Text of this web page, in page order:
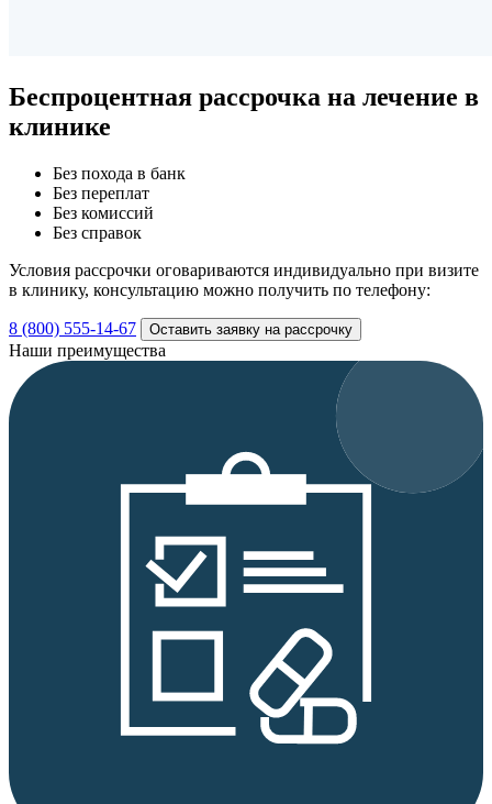
Беспроцентная рассрочка на лечение в
клинике
Без похода в банк
Без переплат
Без комиссий
Без справок
Условия рассрочки оговариваются индивидуально при визите
в клинику, консультацию можно получить по телефону:
8 (800) 555-14-67 Оставить заявку на рассрочку
Наши преимущества